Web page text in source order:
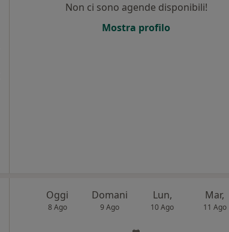
Non ci sono agende disponibili!
Mostra profilo
Oggi
8 Ago
Domani
9 Ago
Lun,
10 Ago
Mar,
11 Ago